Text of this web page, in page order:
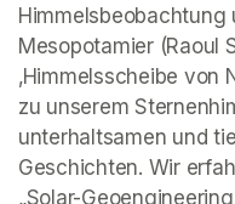
Himmelsbeobachtung
Mesopotamier (Raoul
‚Himmelsscheibe von
zu unserem
unterhaltsamen und
Geschichten. Wir
„Solar-